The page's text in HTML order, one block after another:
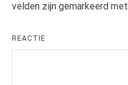
velden zijn gemarkeerd met
REACTIE